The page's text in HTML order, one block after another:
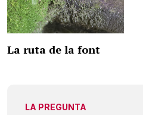
La ruta de la font
LA PREGUNTA